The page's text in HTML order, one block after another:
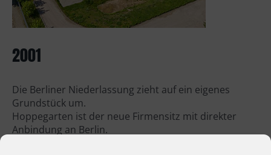
2001
Die Berliner Niederlassung zieht auf ein eigenes
Grundstück um.
Hoppegarten ist der neue Firmensitz mit direkter
Anbindung an Berlin.